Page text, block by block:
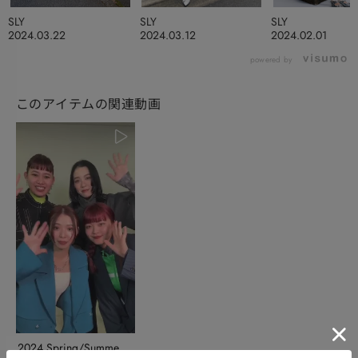
2024.03.22
SLY
2024.03.12
SLY
2024.02.01
SLY
powered by
このアイテムの関連動画
2024 Spring/Summer